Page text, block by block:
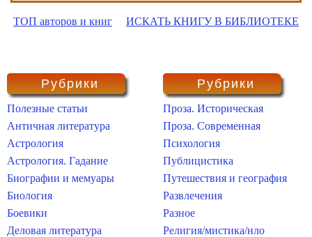
ТОП авторов и книг ИСКАТЬ КНИГУ В БИБЛИОТЕКЕ
Рубрики
Полезные статьи
Античная литература
Астрология
Астрология. Гадание
Биографии и мемуары
Биология
Боевики
Деловая литература
Рубрики
Проза. Историческая
Проза. Современная
Психология
Публицистика
Путешествия и география
Развлечения
Разное
Религия/мистика/нло